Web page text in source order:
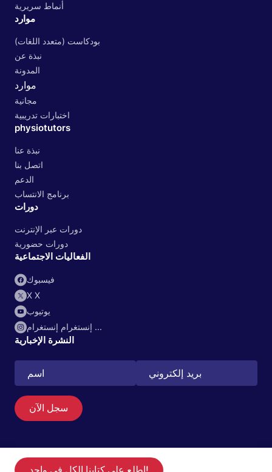
بحث
AR
اطلع على كتابنا الكل في واحد!
أنماط سريرية
موارد
بودكاست (متعدد اللغات)
نبذة عن
المدونة
موارد
مجانية
اختبارات تدريبية
physiotutors
نبذة عنا
اتصل بنا
الدعم
برنامج الانتساب
دورات
دورات عبر الإنترنت
دورات حضورية
الفعاليات الاجتماعية
فيسبوك
X X
يوتيوب
إنستغرام إنستغرام ...
النشرة الإخبارية
سجل الآن
© 2026 Physiotutors
ملفات تعريف الارتباط
خريطة
ابدأ التجربة مجانية لمدة 14 يومًا في تطبيقنا